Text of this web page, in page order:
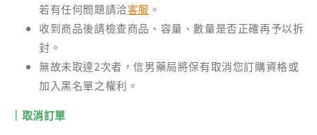
若有任何問題請洽客服 。
收到商品後請檢查商品、容量、數量是否正確再予以拆
封。
無故未取達2次者，信男藥局將保有取消您訂購資格或
加入黑名單之權利。
｜取消訂單